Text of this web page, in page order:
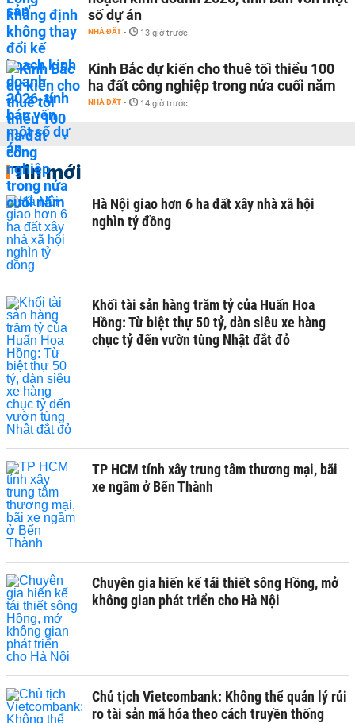
số dự án
NHÀ ĐẤT - 13 giờ trước
Kinh Bắc dự kiến cho thuê tối thiểu 100
ha đất công nghiệp trong nửa cuối năm
NHÀ ĐẤT - 14 giờ trước
Tin mới
Hà Nội giao hơn 6 ha đất xây nhà xã hội
nghìn tỷ đồng
Khối tài sản hàng trăm tỷ của Huấn Hoa
Hồng: Từ biệt thự 50 tỷ, dàn siêu xe hàng
chục tỷ đến vườn tùng Nhật đắt đỏ
TP HCM tính xây trung tâm thương mại, bãi
xe ngầm ở Bến Thành
Chuyên gia hiến kế tái thiết sông Hồng, mở
không gian phát triển cho Hà Nội
Chủ tịch Vietcombank: Không thể quản lý rủi
ro tài sản mã hóa theo cách truyền thống